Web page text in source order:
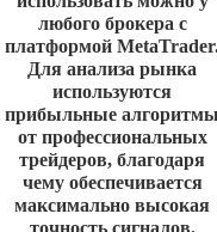
любого брокера с
платформой
Для анализа рынка
используются
прибыльные
от профессиональных
трейдеров, благодаря
чему обеспечивается
максимально высокая